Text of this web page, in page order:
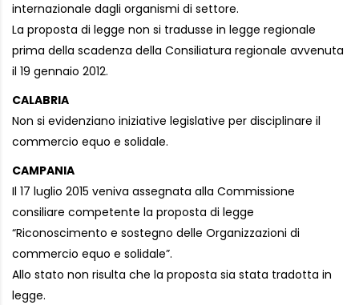
internazionale dagli organismi di settore.
La proposta di legge non si tradusse in legge regionale
prima della scadenza della Consiliatura regionale avvenuta
il 19 gennaio 2012.
CALABRIA
Non si evidenziano iniziative legislative per disciplinare il
commercio equo e solidale.
CAMPANIA
Il 17 luglio 2015 veniva assegnata alla Commissione
consiliare competente la proposta di legge
“Riconoscimento e sostegno delle Organizzazioni di
commercio equo e solidale”.
Allo stato non risulta che la proposta sia stata tradotta in
legge.